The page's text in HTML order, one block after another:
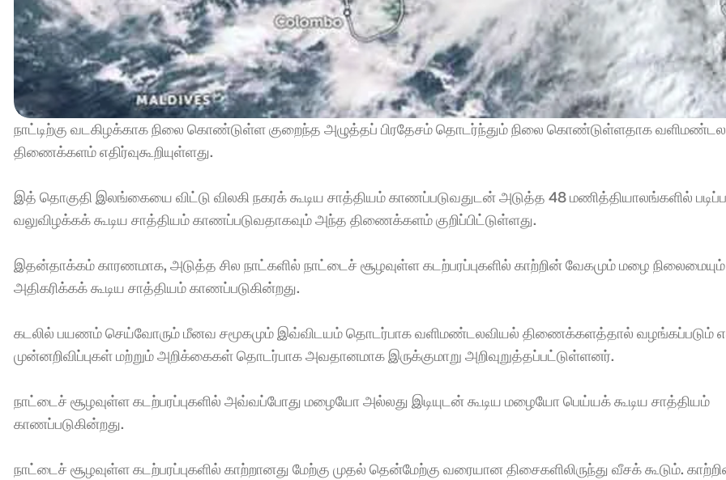
நாட்டிற்கு வடகிழக்காக நிலை கொண்டுள்ள குறைந்த அழுத்தப் பிரதேசம் தொடர்ந்தும் நிலை கொண்டுள்ளதாக
திணைக்களம் எதிர்வுகூறியுள்ளது.
இத் தொகுதி இலங்கையை விட்டு விலகி நகரக் கூடிய சாத்தியம் காணப்படுவதுடன் அடுத்த 48 மணித்தியாலங்களில்
வலுவிழக்கக் கூடிய சாத்தியம் காணப்படுவதாகவும் அந்த திணைக்களம் குறிப்பிட்டுள்ளது.
இதன்தாக்கம் காரணமாக, அடுத்த சில நாட்களில் நாட்டைச் சூழவுள்ள கடற்பரப்புகளில் காற்றின் வேகமும் மழை நிலைமையும்
அதிகரிக்கக் கூடிய சாத்தியம் காணப்படுகின்றது.
கடலில் பயணம் செய்வோரும் மீனவ சமூகமும் இவ்விடயம் தொடர்பாக வளிமண்டலவியல் திணைக்களத்தால் வழங்கப்படும்
முன்னறிவிப்புகள் மற்றும் அறிக்கைகள் தொடர்பாக அவதானமாக இருக்குமாறு அறிவுறுத்தப்பட்டுள்ளனர்.
நாட்டைச் சூழவுள்ள கடற்பரப்புகளில் அவ்வப்போது மழையோ அல்லது இடியுடன் கூடிய மழையோ பெய்யக் கூடிய சாத்தியம்
காணப்படுகின்றது.
நாட்டைச் சூழவுள்ள கடற்பரப்புகளில் காற்றானது மேற்கு முதல் தென்மேற்கு வரையான திசைகளிலிருந்து வீசக் கூடும்.